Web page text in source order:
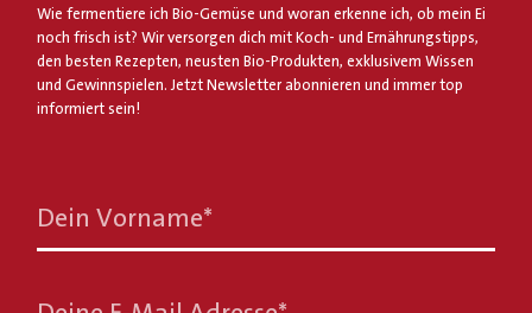
Wie fermentiere ich Bio-Gemüse und woran erkenne ich, ob mein Ei
noch frisch ist? Wir versorgen dich mit Koch- und Ernährungstipps,
den besten Rezepten, neusten Bio-Produkten, exklusivem Wissen
und Gewinnspielen. Jetzt Newsletter abonnieren und immer top
informiert sein!
Dein Vorname*